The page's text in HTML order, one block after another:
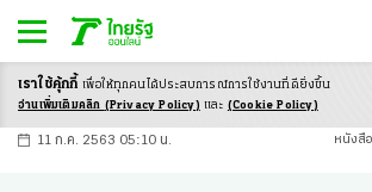
-ก ก ก+
11 ก.ค. 2563 05:10 น. หนังสื
เราใช้คุ้กกี้ เพื่อให้ทุกคนได้ประสบการณ์การใช้งานที่ดียิ่งขึ้น
อ่านเพิ่มเติมคลิก (Privacy Policy) และ (Cookie Policy)